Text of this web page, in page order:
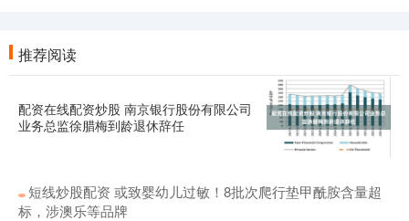
推荐阅读
配资在线配资炒股 南京银行股份有限公司
业务总监徐腊梅到龄退休辞任
短线炒股配资 或致婴幼儿过敏！8批次爬行垫甲酰胺含量超
标，涉澳乐等品牌